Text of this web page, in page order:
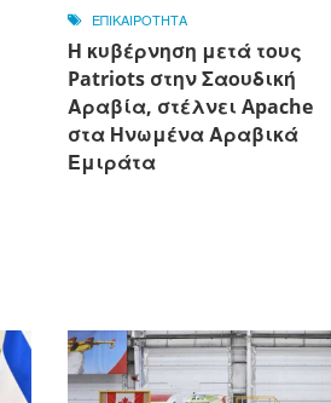
ΕΠΙΚΑΙΡΟΤΗΤΑ
Η κυβέρνηση μετά τους
Patriots στην Σαουδική
Αραβία, στέλνει Apache
στα Ηνωμένα Αραβικά
Εμιράτα